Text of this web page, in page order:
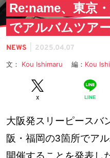
Re:name、東京
でアルバムツア
NEWS 2025.04.07
文： Kou Ishimaru 編： Kou
X LINE
大阪発スリーピースバ
阪・福岡の3箇所でア
開催することを発表し